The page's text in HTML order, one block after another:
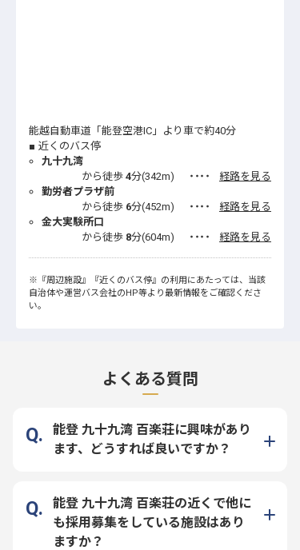
能越自動車道「能登空港IC」より車で約40分
近くのバス停
九十九湾
から徒歩 4分(342m) ・・・・
経路を見る
勤労者プラザ前
から徒歩 6分(452m) ・・・・
経路を見る
金大実験所口
から徒歩 8分(604m) ・・・・ 経路を見る
※ 『周辺施設』 『近くのバス停』 の利用にあたっては、当該
自治体や運営バス会社のHP等より最新情報をご確認くださ
い。
よくある質問
能登 九十九湾 百楽荘に興味があり
ます、どうすれば良いですか？
能登 九十九湾 百楽荘の近くで他に
も採用募集をしている施設はあり
ますか？